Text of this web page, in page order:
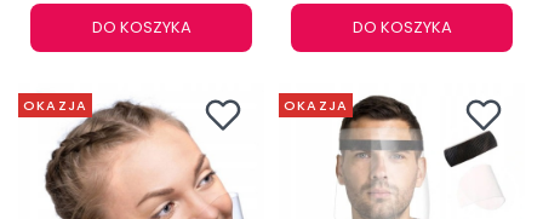
DO KOSZYKA DO KOSZYKA
OKAZJA OKAZJA